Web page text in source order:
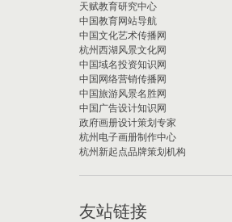
天赋教育研究中心
中国教育网站导航
中国文化艺术传播网
杭州西湖风景文化网
中国域名投资知识网
中国网络营销传播网
中国旅游风景名胜网
中国广告设计知识网
政府画册设计策划专家
杭州电子画册制作中心
杭州新起点品牌策划机构
友站链接